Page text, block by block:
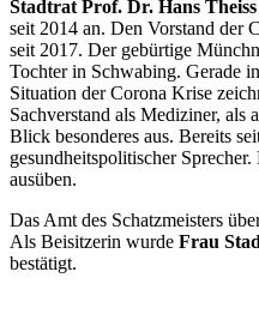
Stadtrat Prof. Dr. Hans Theiss
seit 2014 an. Den Vorstand der
seit 2017. Der gebürtige
Tochter in Schwabing. Gerade
Situation der Corona Krise
Sachverstand als Mediziner, als
Blick besonderes aus. Bereits
gesundheitspolitischer
ausüben.
Das Amt des Schatzmeisters
Als Beisitzerin wurde Frau
bestätigt.